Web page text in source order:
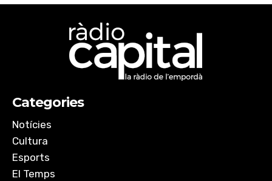
Categories
Notícies
Cultura
Esports
El Temps